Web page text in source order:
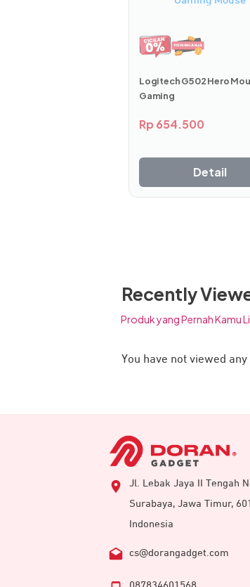
Dilengkapi gear shaft
akurasi balapan serta
tinggi dengan
Enam Gigi
Logitech G502 Hero
Gaming
Rp 654.500
Detail
Recently
Produk yang Pernah Kamu
You have not viewed
Jl. Lebak Jaya II Tengah
Surabaya, Jawa Timur,
Indonesia
cs@dorangadget.com